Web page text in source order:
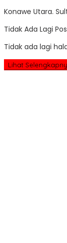
Konawe Utara.
Tidak Ada Lagi
Tidak ada lagi
Lihat